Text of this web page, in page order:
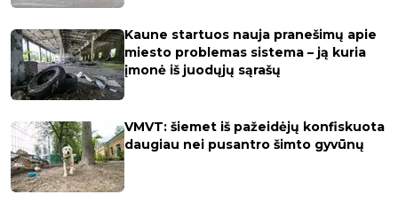
Kaune startuos nauja pranešimų apie
miesto problemas sistema – ją kuria
įmonė iš juodųjų sąrašų
VMVT: šiemet iš pažeidėjų konfiskuota
daugiau nei pusantro šimto gyvūnų